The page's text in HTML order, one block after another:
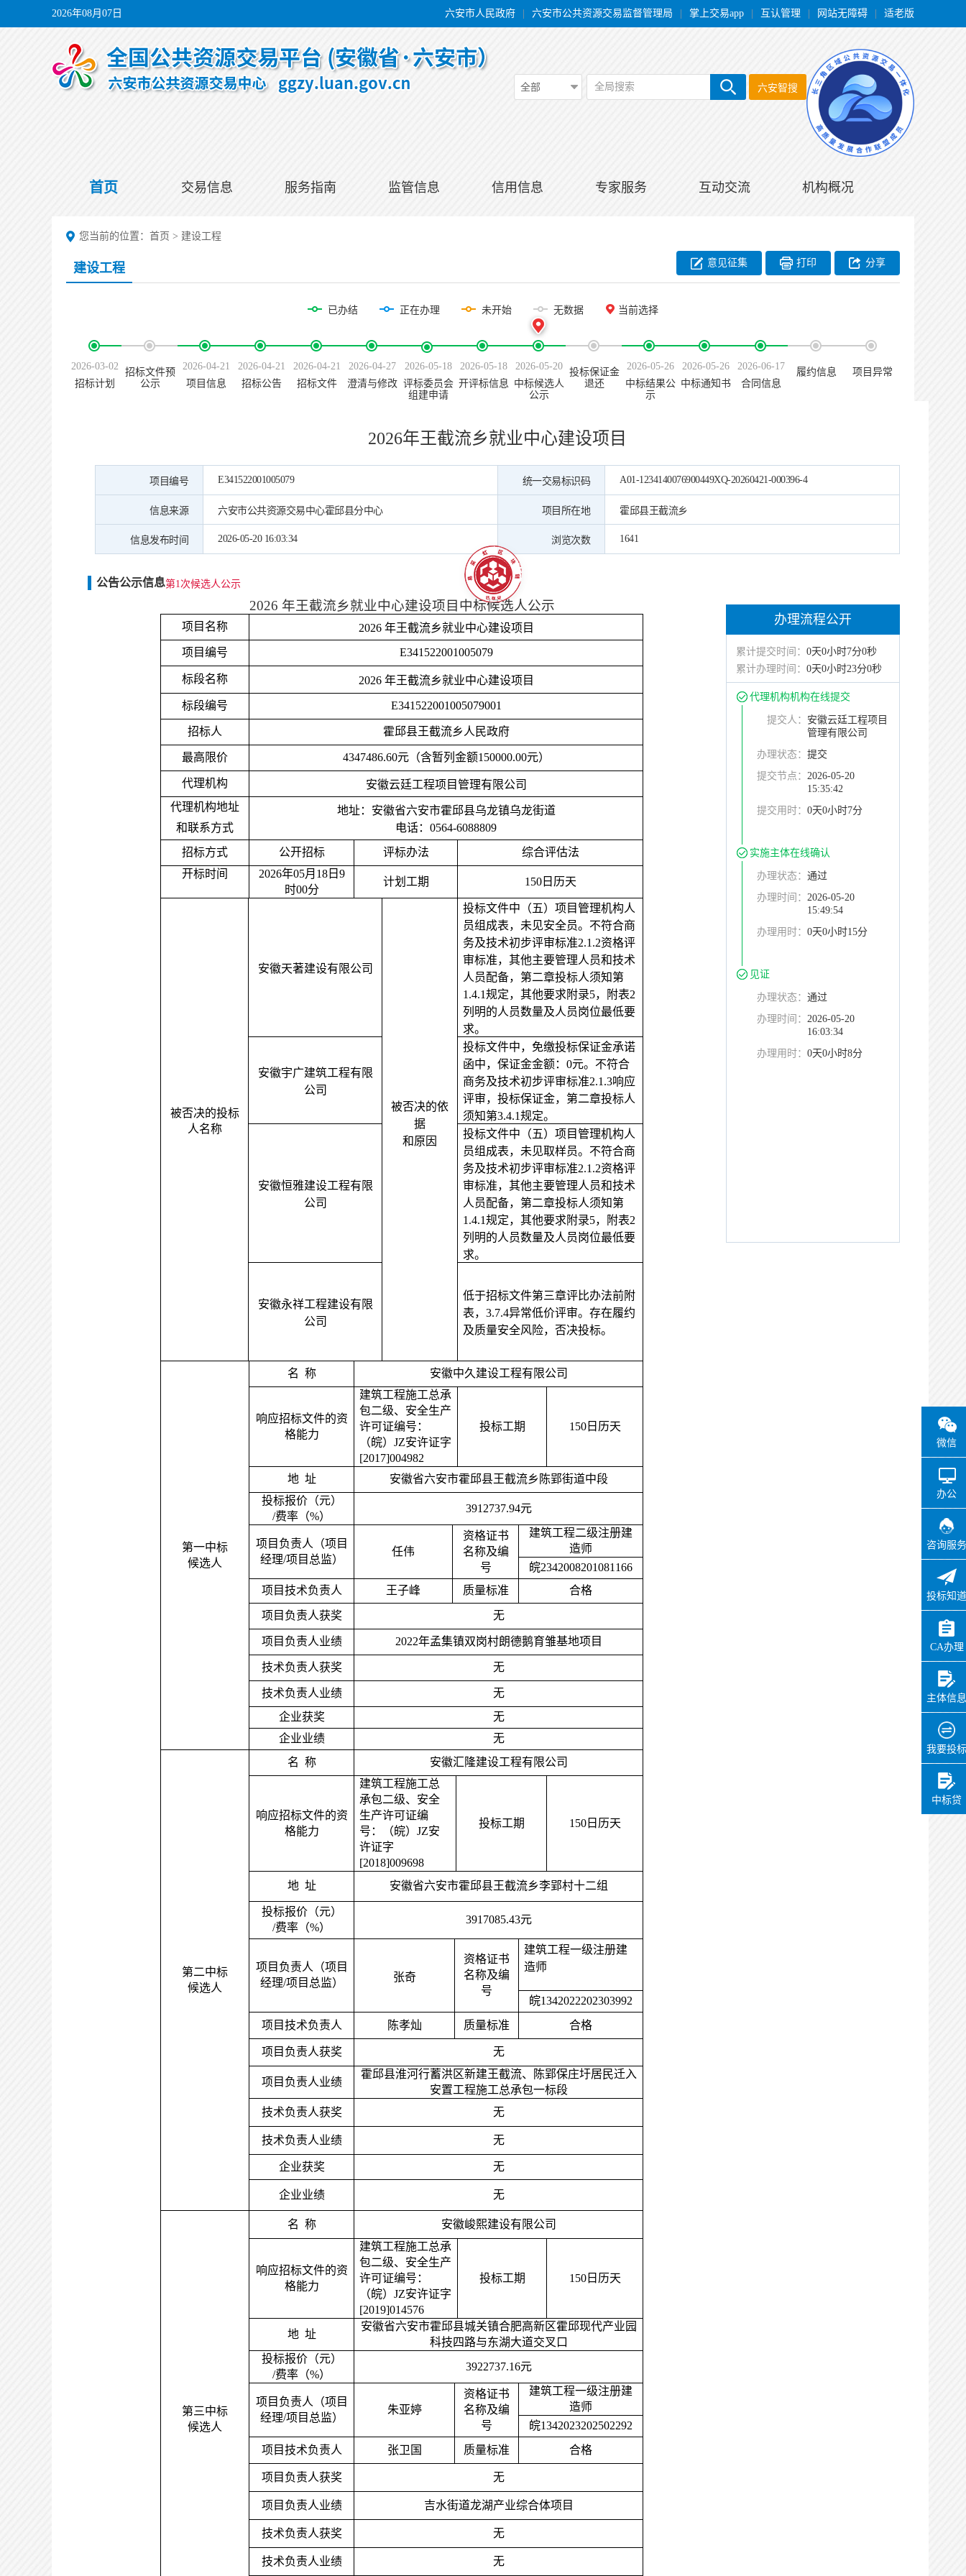
2026年08月07日 六安市人民政府 六安市公共资源交易监督管理局 掌上交易app 互认管理 网站无障碍 适老版
全部 全局搜索 六安智搜
首页 交易信息 服务指南 监管信息 信用信息 专家服务 互动交流 机构概况
微信
办公
咨询服务
投标知道
CA办理
主体信息
我要投标
中标贷
您当前的位置： 首页 > 建设工程
建设工程 意见征集 分享
打印
已办结 正在办理 未开始 无数据 当前选择
2026-03-02
招标计划
招标文件预
公示
2026-04-21
项目信息
2026-04-21
招标公告
2026-04-21
招标文件
2026-04-27
澄清与修改
2026-05-18
评标委员会
组建申请
2026-05-18
开评标信息
2026-05-20
中标候选人
公示
投标保证金
退还
2026-05-26
中标结果公
示
2026-05-26
中标通知书
2026-06-17
合同信息
履约信息 项目异常
2026年王截流乡就业中心建设项目
项目编号 E341522001005079 统一交易标识码 A01-1234140076900449XQ-20260421-000396-4
信息来源 六安市公共资源交易中心霍邱县分中心 项目所在地 霍邱县王截流乡
信息发布时间 2026-05-20 16:03:34 浏览次数 1641
公告公示信息第1次候选人公示
2026 年王截流乡就业中心建设项目 中标候选人公示
项目名称
2026 年王截流乡就业中心建设项目
项目编号
E341522001005079
标段名称 2026 年王截流乡就业中心建设项目
标段编号 E341522001005079001
招标人 霍邱县王截流乡人民政府
最高限价 4347486.60元（含暂列金额150000.00元）
代理机构
安徽云廷工程项目管理有限公司
代理机构地址
和联系方式
地址：安徽省六安市霍邱县乌龙镇乌龙街道
电话： 0564-6088809
招标方式
公开招标 评标办法
综合评估法
开标时间
2026年05月18日9
时00分
计划工期 150日历天
被否决的投标
人名称
安徽天著建设有限公司
被否决的依
据
和原因
投标文件中（五）项目管理机构人
员组成表，未见安全员。不符合商
务及技术初步评审标准2.1.2资格评
审标准，其他主要管理人员和技术
人员配备，第二章投标人须知第
1.4.1规定，其他要求附录5，附表2
列明的人员数量及人员岗位最低要
求。
安徽宇广建筑工程有限
公司
投标文件中，免缴投标保证金承诺
函中，保证金金额：0元。不符合
商务及技术初步评审标准2.1.3响应
评审，投标保证金，第二章投标人
须知第3.4.1规定。
安徽恒雅建设工程有限
公司
投标文件中（五）项目管理机构人
员组成表，未见取样员。不符合商
务及技术初步评审标准2.1.2资格评
审标准，其他主要管理人员和技术
人员配备，第二章投标人须知第
1.4.1规定，其他要求附录5，附表2
列明的人员数量及人员岗位最低要
求。
安徽永祥工程建设有限
公司
低于招标文件第三章评比办法前附
表，3.7.4异常低价评审。存在履约
及质量安全风险，否决投标。
第一中标
候选人
名 称 安徽中久建设工程有限公司
响应招标文件的资
格能力
建筑工程施工总承
包二级、安全生产
许可证编号：
（皖）JZ安许证字
[2017]004982
投标工期 150日历天
地址
安徽省六安市霍邱县王截流乡陈郢街道中段
投标报价（元）
/费率（%）
3912737.94元
项目负责人（项目
经理/项目总监）
任伟
资格证书
名称及编
号
建筑工程二级注册建
造师
皖2342008201081166
项目技术负责人
王子峰 质量标准 合格
项目负责人获奖 无
项目负责人业绩 2022年孟集镇双岗村朗德鹅育雏基地项目
技术负责人获奖 无
技术负责人业绩
无
企业获奖
无
企业业绩
无
第二中标
候选人
名 称 安徽汇隆建设工程有限公司
响应招标文件的资
格能力
建筑工程施工总
承包二级、安全
生产许可证编
号：（皖）JZ安
许证字
[2018]009698
投标工期 150日历天
地址 安徽省六安市霍邱县王截流乡李郢村十二组
投标报价（元）
/费率（%）
3917085.43元
项目负责人（项目
经理/项目总监） 张奇
资格证书
名称及编
号
建筑工程一级注册建
造师
皖1342022202303992
项目技术负责人
陈孝灿 质量标准 合格
项目负责人获奖 无
项目负责人业绩
霍邱县淮河行蓄洪区新建王截流、陈郢保庄圩居民迁入
安置工程施工总承包一标段
技术负责人获奖
无
技术负责人业绩 无
企业获奖 无
企业业绩 无
第三中标
候选人
名 称 安徽峻熙建设有限公司
响应招标文件的资
格能力
建筑工程施工总承
包二级、安全生产
许可证编号：
（皖）JZ安许证字
[2019]014576
投标工期 150日历天
地址
安徽省六安市霍邱县城关镇合肥高新区霍邱现代产业园
科技四路与东湖大道交叉口
投标报价（元）
/费率（%）
3922737.16元
项目负责人（项目
经理/项目总监）
朱亚婷
资格证书
名称及编
号
建筑工程一级注册建
造师
皖1342023202502292
项目技术负责人
张卫国 质量标准 合格
项目负责人获奖 无
项目负责人业绩 吉水街道龙湖产业综合体项目
技术负责人获奖 无
技术负责人业绩 无
办理流程公开
累计提交时间： 0天0小时7分0秒
累计办理时间： 0天0小时23分0秒
代理机构机构在线提交
提交人： 安徽云廷工程项目
管理有限公司
办理状态： 提交
提交节点： 2026-05-20
15:35:42
提交用时： 0天0小时7分
实施主体在线确认
办理状态： 通过
办理时间： 2026-05-20
15:49:54
办理用时： 0天0小时15分
见证
办理状态： 通过
办理时间： 2026-05-20
16:03:34
办理用时： 0天0小时8分